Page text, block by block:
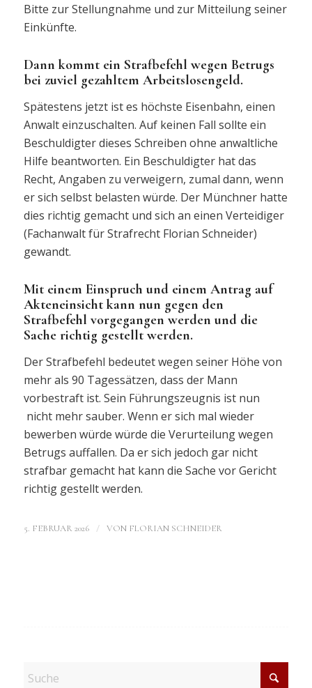
Bitte zur Stellungnahme und zur Mitteilung seiner
Einkünfte.
Dann kommt ein Strafbefehl wegen Betrugs
bei zuviel gezahltem Arbeitslosengeld.
Spätestens jetzt ist es höchste Eisenbahn, einen
Anwalt einzuschalten. Auf keinen Fall sollte ein
Beschuldigter dieses Schreiben ohne anwaltliche
Hilfe beantworten. Ein Beschuldigter hat das
Recht, Angaben zu verweigern, zumal dann, wenn
er sich selbst belasten würde. Der Münchner hatte
dies richtig gemacht und sich an einen Verteidiger
(Fachanwalt für Strafrecht Florian Schneider)
gewandt.
Mit einem Einspruch und einem Antrag auf
Akteneinsicht kann nun gegen den
Strafbefehl vorgegangen werden und die
Sache richtig gestellt werden.
Der Strafbefehl bedeutet wegen seiner Höhe von
mehr als 90 Tagessätzen, dass der Mann
vorbestraft ist. Sein Führungszeugnis ist nun
nicht mehr sauber. Wenn er sich mal wieder
bewerben würde würde die Verurteilung wegen
Betrugs auffallen. Da er sich jedoch gar nicht
strafbar gemacht hat kann die Sache vor Gericht
richtig gestellt werden.
5. FEBRUAR 2026 / VON FLORIAN SCHNEIDER